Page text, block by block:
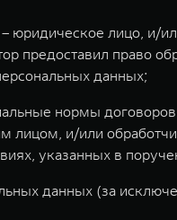
лицо, и/
предоставил право
данных;
нормы
и/или
указанных в
данных (за